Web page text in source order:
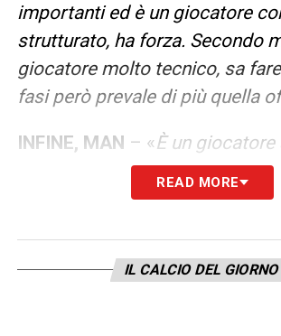
importanti ed è un giocatore
strutturato, ha forza. Secondo
giocatore molto tecnico, sa
fasi però prevale di più quella
INFINE, MAN – «È un giocatore
Parma ha investito tanto.
giocato meno, ma se è messo
giocatore importante».
READ MORE
IL CALCIO DEL GIORNO